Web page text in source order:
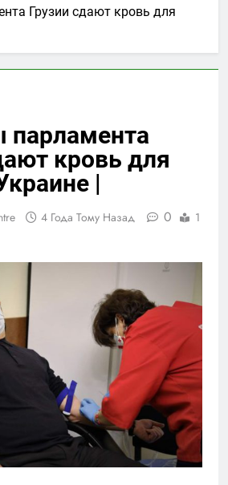
Грузии сдают кровь для
парламента
кровь для
|
4 Года Тому Назад 0
1